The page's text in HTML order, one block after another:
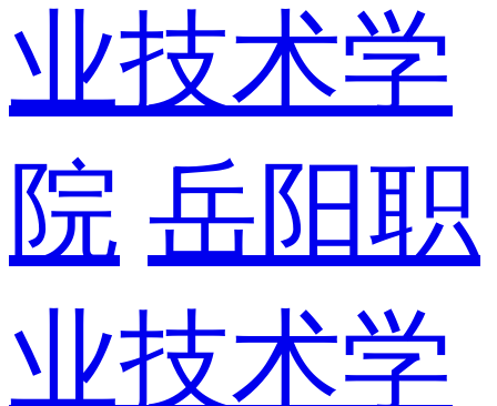
业技术学
院 岳阳职
业技术学